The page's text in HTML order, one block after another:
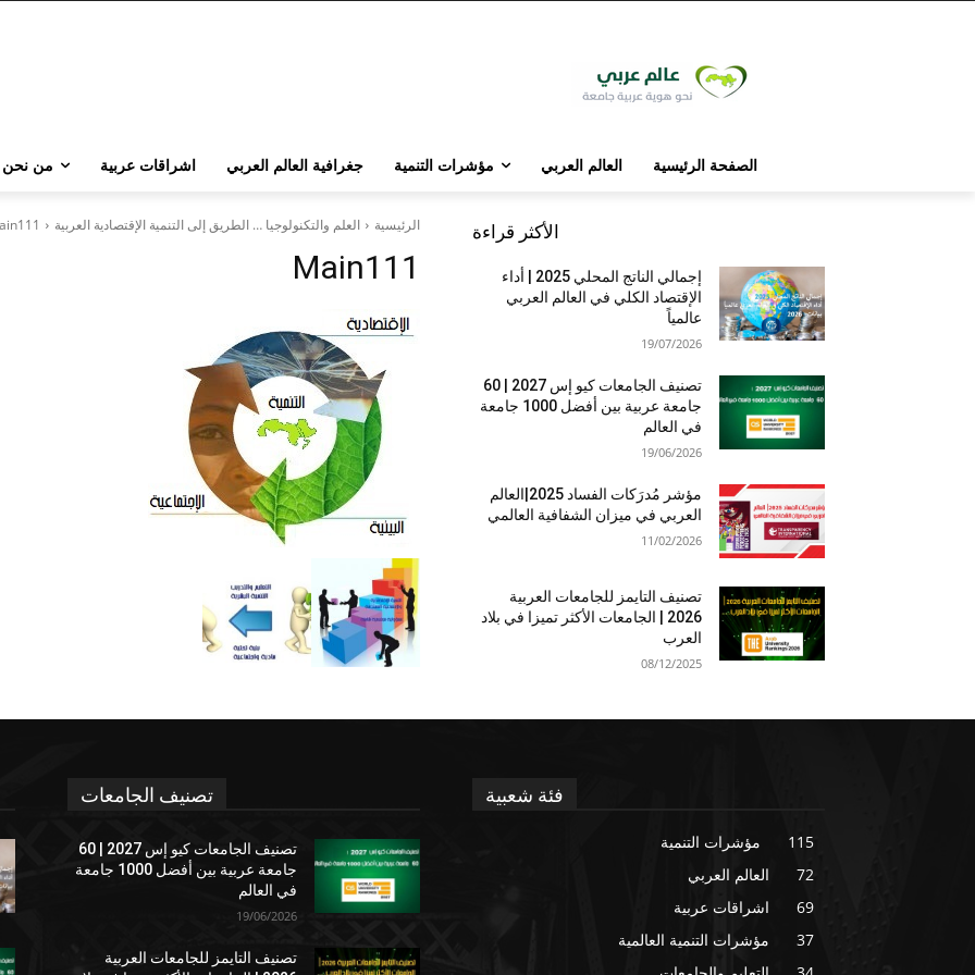
الصفحة الرئيسية العالم العربي مؤشرات التنمية جغرافية العالم العربي اشراقات عربية من نحن
الرئيسية العلم والتكنولوجيا … الطريق إلى التنمية الإقتصادية العربية
Main111
الأكثر قراءة
إجمالي الناتج المحلي 2025 | أداء
الإقتصاد الكلي في العالم العربي
عالمياً
19/07/2026
تصنيف الجامعات كيو إس 2027 | 60
جامعة عربية بين أفضل 1000 جامعة
في العالم
19/06/2026
مؤشر مُدرَكات الفساد 2025|العالم
العربي في ميزان الشفافية العالمي
11/02/2026
تصنيف التايمز للجامعات العربية
2026 | الجامعات الأكثر تميزا في بلاد
العرب
08/12/2025
تصنيف الجامعات
تصنيف الجامعات كيو إس 2027 | 60
جامعة عربية بين أفضل 1000 جامعة
في العالم
19/06/2026
تصنيف التايمز للجامعات العربية
فئة شعبية
مؤشرات التنمية
115
العالم العربي
72
اشراقات عربية
69
مؤشرات التنمية العالمية
37